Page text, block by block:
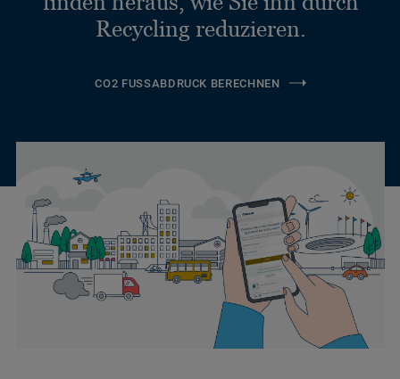
Recycling reduzieren.
CO2 FUSSABDRUCK BERECHNEN